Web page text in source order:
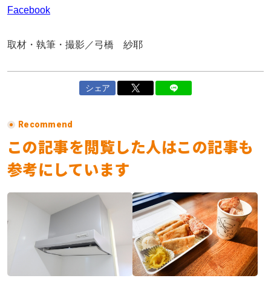
Facebook
取材・執筆・撮影／弓橋 紗耶
シェア
Recommend
この記事を閲覧した人はこの記事も
参考にしています